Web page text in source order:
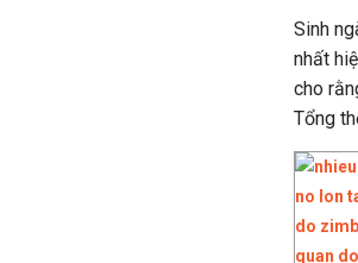
Sinh
nhất
cho
Tổng